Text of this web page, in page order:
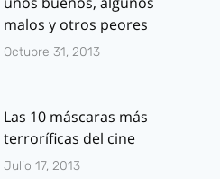
malos y otros peores
Octubre 31, 2013
Las 10 máscaras más
terroríficas del cine
Julio 17, 2013